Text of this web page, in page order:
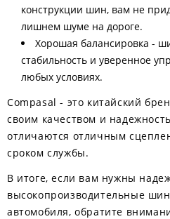
конструкции шин, вам не
лишнем шуме на дороге.
Хорошая балансировка -
стабильность и уверенное
любых условиях.
Compasal - это китайский
своим качеством и
отличаются отличным
сроком службы.
В итоге, если вам нужны
высокопроизводительные
автомобиля, обратите